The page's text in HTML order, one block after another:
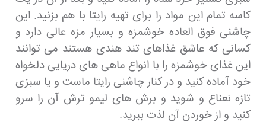
کاسه تمام این مواد را برای تهیه رایتا ​​با هم بزنید. این
چاشنی فوق العاده خوشمزه و بسیار مزه عالی دارد و
کسانی که عاشق غذاهای تند هندی هستند می توانند
این غذای خوشمزه را با انواع ماهی های دریایی دلخواه
خود آماده کنید و در کنار چاشنی رایتا ماست و یا سبزی
تازه نعناع و شوید و برش های لیمو ترش آن را سرو
کنید و از خوردن آن لذت ببرید.